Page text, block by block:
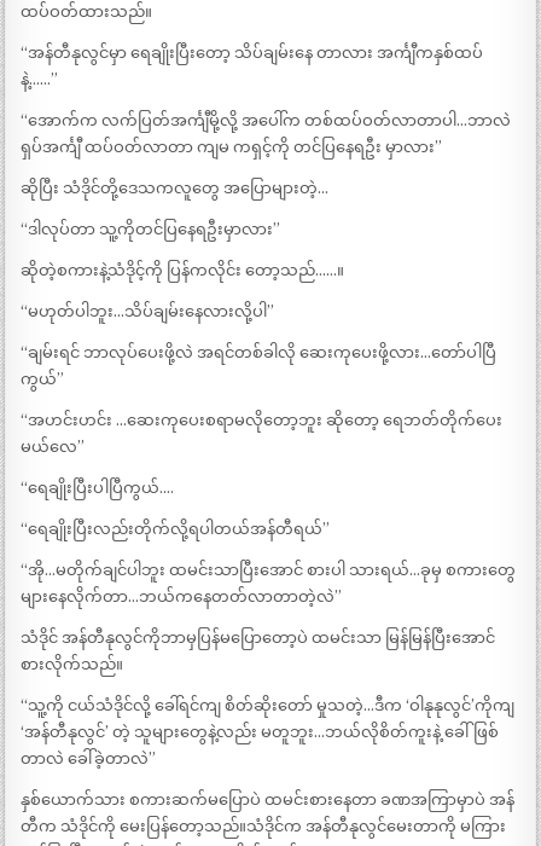
ထပ်ဝတ်ထားသည်။
“အန်တီနုလွင်မှာ ရေချိုးပြီးတော့ သိပ်ချမ်းနေ တာလား အင်္ကျီကနှစ်ထပ်
နဲ့……”
“အောက်က လက်ပြတ်အင်္ကျီမို့လို့ အပေါ်က တစ်ထပ်ဝတ်လာတာပါ…ဘာလဲ
ရှပ်အင်္ကျီ ထပ်ဝတ်လာတာ ကျမ ကရှင့်ကို တင်ပြနေရဦး မှာလား”
ဆိုပြီး သံဒိုင်တို့ဒေသကလူတွေ အပြောများတဲ့…
“ဒါလုပ်တာ သူ့ကိုတင်ပြနေရဦးမှာလား”
ဆိုတဲ့စကားနဲ့သံဒိုင့်ကို ပြန်ကလိုင်း တော့သည်……။
“မဟုတ်ပါဘူး…သိပ်ချမ်းနေလားလို့ပါ”
“ချမ်းရင် ဘာလုပ်ပေးဖို့လဲ အရင်တစ်ခါလို ဆေးကုပေးဖို့လား…တော်ပါပြီ
ကွယ်”
“အဟင်းဟင်း …ဆေးကုပေးစရာမလိုတော့ဘူး ဆိုတော့ ရေဘတ်တိုက်ပေး
မယ်လေ”
“ရေချိုးပြီးပါပြီကွယ်.…
“ရေချိုးပြီးလည်းတိုက်လို့ရပါတယ်အန်တီရယ်”
“အို…မတိုက်ချင်ပါဘူး ထမင်းသာပြီးအောင် စားပါ သားရယ်…ခုမှ စကားတွေ
များနေလိုက်တာ…ဘယ်ကနေတတ်လာတာတဲ့လဲ”
သံဒိုင် အန်တီနုလွင်ကိုဘာမှပြန်မပြောတော့ပဲ ထမင်းသာ မြန်မြန်ပြီးအောင်
စားလိုက်သည်။
“သူ့ကို ငယ်သံဒိုင်လို့ ခေါ်ရင်ကျ စိတ်ဆိုးတော် မှုသတဲ့…ဒီက ‘ဝါနုနုလွင်’ကိုကျ
‘အန်တီနုလွင်’ တဲ့ သူများတွေနဲ့လည်း မတူဘူး…ဘယ်လိုစိတ်ကူးနဲ့ ခေါ်ဖြစ်
တာလဲ ခေါ်ခဲ့တာလဲ”
နှစ်ယောက်သား စကားဆက်မပြောပဲ ထမင်းစားနေတာ ခဏအကြာမှာပဲ အန်
တီက သံဒိုင်ကို မေးပြန်တော့သည်။သံဒိုင်က အန်တီနုလွင်မေးတာကို မကြား